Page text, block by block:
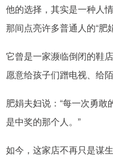
他的选择，其实是一种人
那间点亮许多普通人的“肥
它曾是一家濒临倒闭的鞋
愿意给孩子们蹭电视、给
肥娟夫妇说：“每一次勇
是中奖的那个人。”
如今，这家店不再只是谋